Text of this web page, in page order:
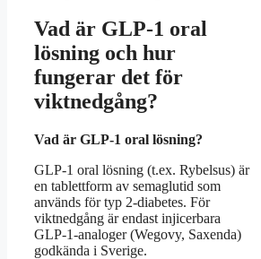
Vad är GLP-1 oral
lösning och hur
fungerar det för
viktnedgång?
Vad är GLP-1 oral lösning?
GLP-1 oral lösning (t.ex. Rybelsus) är
en tablettform av semaglutid som
används för typ 2-diabetes. För
viktnedgång är endast injicerbara
GLP-1-analoger (Wegovy, Saxenda)
godkända i Sverige.